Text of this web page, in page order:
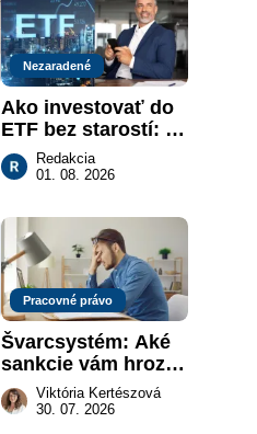
Nezaradené
Ako investovať do
ETF bez starostí:
Investičné plány,
ktoré urobia prácu
Redakcia
01. 08. 2026
Pracovné právo
Švarcsystém: Aké
sankcie vám hrozia
a prečo nestačí
zaplatiť pokutu?
Viktória Kertészová
30. 07. 2026